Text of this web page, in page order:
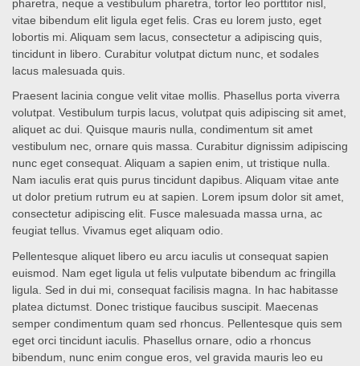
pharetra, neque a vestibulum pharetra, tortor leo porttitor nisl,
vitae bibendum elit ligula eget felis. Cras eu lorem justo, eget
lobortis mi. Aliquam sem lacus, consectetur a adipiscing quis,
tincidunt in libero. Curabitur volutpat dictum nunc, et sodales
lacus malesuada quis.
Praesent lacinia congue velit vitae mollis. Phasellus porta viverra
volutpat. Vestibulum turpis lacus, volutpat quis adipiscing sit amet,
aliquet ac dui. Quisque mauris nulla, condimentum sit amet
vestibulum nec, ornare quis massa. Curabitur dignissim adipiscing
nunc eget consequat. Aliquam a sapien enim, ut tristique nulla.
Nam iaculis erat quis purus tincidunt dapibus. Aliquam vitae ante
ut dolor pretium rutrum eu at sapien. Lorem ipsum dolor sit amet,
consectetur adipiscing elit. Fusce malesuada massa urna, ac
feugiat tellus. Vivamus eget aliquam odio.
Pellentesque aliquet libero eu arcu iaculis ut consequat sapien
euismod. Nam eget ligula ut felis vulputate bibendum ac fringilla
ligula. Sed in dui mi, consequat facilisis magna. In hac habitasse
platea dictumst. Donec tristique faucibus suscipit. Maecenas
semper condimentum quam sed rhoncus. Pellentesque quis sem
eget orci tincidunt iaculis. Phasellus ornare, odio a rhoncus
bibendum, nunc enim congue eros, vel gravida mauris leo eu